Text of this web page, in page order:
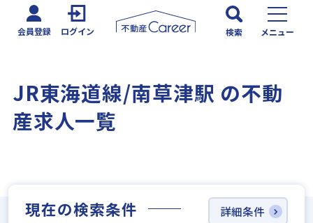
会員登録 ログイン 検索 メニュー
JR東海道線/南草津駅 の不動
産求人一覧
現在の検索条件 詳細条件